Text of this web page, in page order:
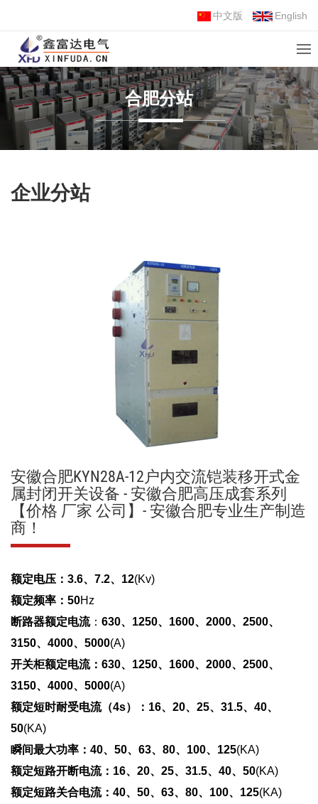
中文版 English
合肥分站
企业分站
安徽合肥KYN28A-12户内交流铠装移开式金
属封闭开关设备 - 安徽合肥高压成套系列
【价格 厂家 公司】- 安徽合肥专业生产制造
商！
额定电压 ： 3.6、7.2、12(Kv)
额定频率 ： 50Hz
断路器额定电流： 630、1250、1600、2000、2500、
3150、4000、5000(A)
开关柜额定电流： 630、1250、1600、2000、2500、
3150、4000、5000(A)
额定短时耐受电流（4s）
： 16、20、25、31.5、40、
50(KA)
瞬间最大功率 ： 40、50、63、80、100、125(KA)
额定短路开断电流： 16、20、25、31.5、40、50(KA)
额定短路关合电流： 40、50、63、80、100、125(KA)